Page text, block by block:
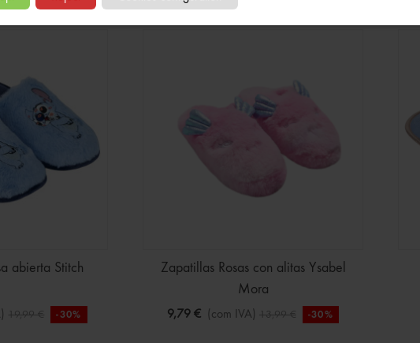
abierta Stitch
19,99 € -30%
Zapatillas Rosas con alitas Ysabel
Mora
9,79 € (com IVA) 13,99 € -30%